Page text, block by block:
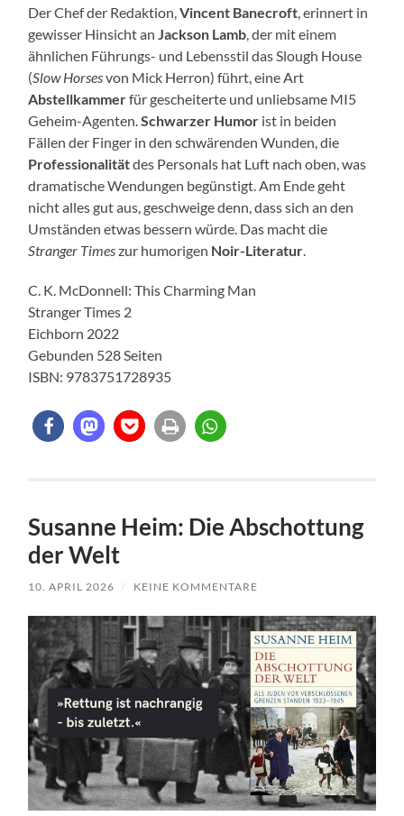
Der Chef der Redaktion,Vincent Banecroft, erinnert in
gewisser Hinsicht anJackson Lamb, der mit einem
ähnlichen Führungs- und Lebensstil das Slough House
(Slow Horsesvon Mick Herron) führt, eine Art
Abstellkammerfür gescheiterte und unliebsame MI5
Geheim-Agenten.Schwarzer Humor ist in beiden
Fällen der Finger in den schwärenden Wunden, die
Professionalitätdes Personals hat Luft nach oben, was
dramatische Wendungen begünstigt. Am Ende geht
nicht alles gut aus, geschweige denn, dass sich an den
Umständen etwas bessern würde. Das macht die
Stranger Timeszur humorigen Noir-Literatur.
C. K. McDonnell: This Charming Man
Stranger Times 2
Eichborn 2022
Gebunden 528 Seiten
ISBN: 9783751728935
Susanne Heim: Die Abschottung
der Welt
10. APRIL 2026 / KEINE KOMMENTARE